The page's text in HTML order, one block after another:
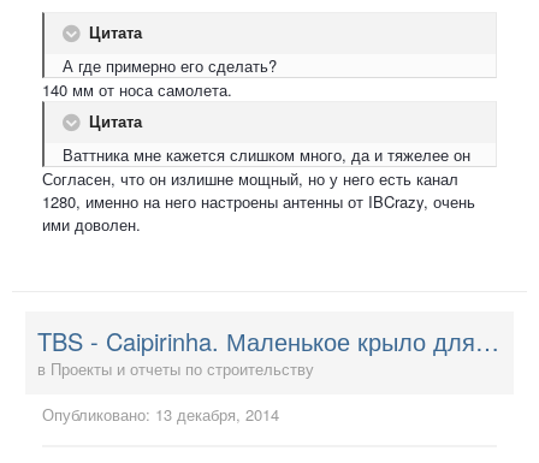
Цитата
А где примерно его сделать?
140 мм от носа самолета.
Цитата
Ваттника мне кажется слишком много, да и тяжелее он
Согласен, что он излишне мощный, но у него есть канал
1280, именно на него настроены антенны от IBCrazy, очень
ими доволен.
TBS - Caipirinha. Маленькое крыло для драйва
в Проекты и отчеты по строительству
Опубликовано: 13 декабря, 2014